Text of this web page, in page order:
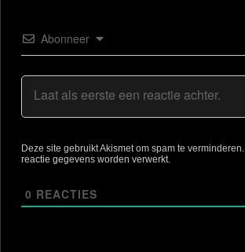
Abonneer
Deze site gebruikt Akismet om spam te verminderen.
reactie gegevens worden verwerkt.
0 REACTIES